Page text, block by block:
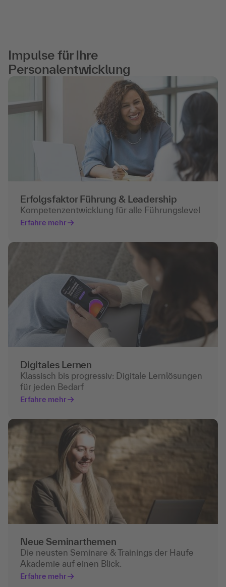
Impulse für Ihre
Personalentwicklung
Erfolgsfaktor Führung & Leadership
Kompetenzentwicklung für alle Führungslevel
Erfahre mehr
Digitales Lernen
Klassisch bis progressiv: Digitale Lernlösungen
für jeden Bedarf
Erfahre mehr
Neue Seminarthemen
Die neusten Seminare & Trainings der Haufe
Akademie auf einen Blick.
Erfahre mehr